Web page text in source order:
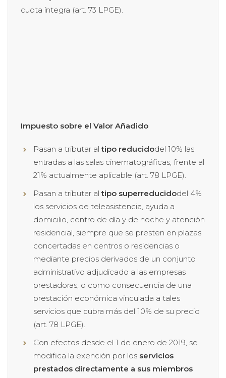
cuota íntegra (art. 73 LPGE).
Impuesto sobre el Valor Añadido
Pasan a tributar altipo reducidodel 10% las
entradas a las salas cinematográficas, frente al
21% actualmente aplicable (art. 78 LPGE).
Pasan a tributar altipo superreducidodel 4%
los servicios de teleasistencia, ayuda a
domicilio, centro de día y de noche y atención
residencial, siempre que se presten en plazas
concertadas en centros o residencias o
mediante precios derivados de un conjunto
administrativo adjudicado a las empresas
prestadoras, o como consecuencia de una
prestación económica vinculada a tales
servicios que cubra más del 10% de su precio
(art. 78 LPGE).
Con efectos desde el 1 de enero de 2019, se
modifica la exención por los servicios
prestados directamente a sus miembros